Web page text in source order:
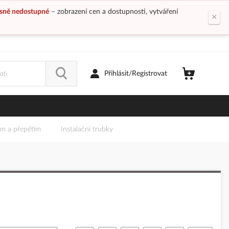
nedostupné– zobrazení cen a dostupnosti, vytváření
×
Přihlásit/Registrovat
a přepětím Instalační trubky